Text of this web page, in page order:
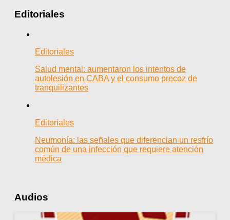
Editoriales
Editoriales
Salud mental: aumentaron los intentos de
autolesión en CABA y el consumo precoz de
tranquilizantes
Editoriales
Neumonía: las señales que diferencian un resfrío
común de una infección que requiere atención
médica
Audios